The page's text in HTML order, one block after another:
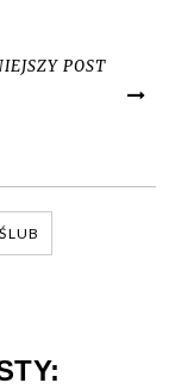
POST
ŚLUB